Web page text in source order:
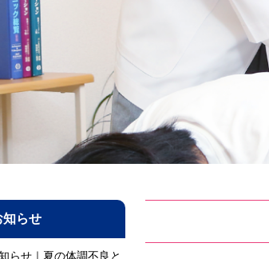
知らせ
らせ｜夏の体調不良と